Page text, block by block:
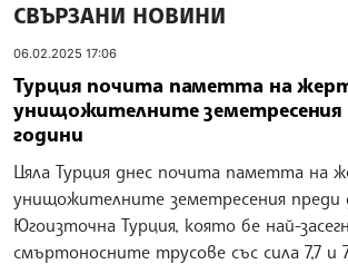
СВЪРЗАНИ НОВИНИ
06.02.2025 17:06
Турция почита паметта на
унищожителните земетресения
години
Цяла Турция днес почита паметта на
унищожителните земетресения преди
Югоизточна Турция, която бе най-
смъртоносните трусове със сила 7,7 и